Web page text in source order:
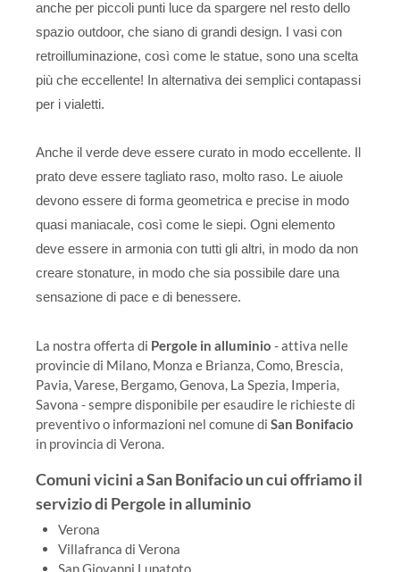
anche per piccoli punti luce da spargere nel resto dello
spazio outdoor, che siano di grandi design. I vasi con
retroilluminazione, così come le statue, sono una scelta
più che eccellente! In alternativa dei semplici contapassi
per i vialetti.
Anche il verde deve essere curato in modo eccellente. Il
prato deve essere tagliato raso, molto raso. Le aiuole
devono essere di forma geometrica e precise in modo
quasi maniacale, così come le siepi. Ogni elemento
deve essere in armonia con tutti gli altri, in modo da non
creare stonature, in modo che sia possibile dare una
sensazione di pace e di benessere.
La nostra offerta di Pergole in alluminio - attiva nelle
provincie di Milano, Monza e Brianza, Como, Brescia,
Pavia, Varese, Bergamo, Genova, La Spezia, Imperia,
Savona - sempre disponibile per esaudire le richieste di
preventivo o informazioni nel comune di San Bonifacio
in provincia di Verona.
Comuni vicini a San Bonifacio un cui offriamo il
servizio di Pergole in alluminio
Verona
Villafranca di Verona
San Giovanni Lupatoto